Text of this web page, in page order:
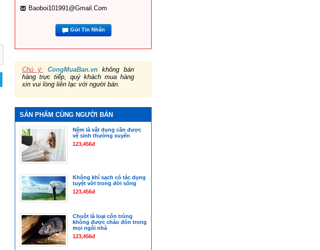
Baoboi101991@gmail.com
Gửi Tin Nhắn
Chú ý: CongMuaBan.vn không bán
hàng trực tiếp, quý khách mua hàng
xin vui lòng liên lạc với người bán.
SẢN PHẨM CÙNG NGƯỜI BÁN
Nệm là vật dụng cần được
vệ sinh thường xuyên
123,456đ
Không khí sạch có tác dụng
tuyệt vời trong đời sống
123,456đ
Chuột là loại côn trùng
không được chào đón trong
mọi ngôi nhà
123,456đ